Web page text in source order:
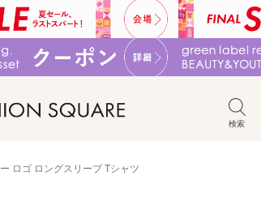
検索
ロゴ ロングスリーブ Tシャツ